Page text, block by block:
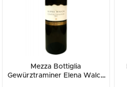
Mezza Bottiglia
Gewürztraminer Elena Walch